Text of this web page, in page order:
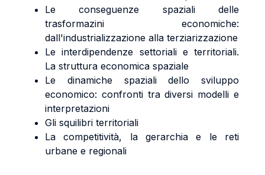
Le conseguenze spaziali delle
trasformazini economiche:
dall'industrializzazione alla terziarizzazione
Le interdipendenze settoriali e territoriali.
La struttura economica spaziale
Le dinamiche spaziali dello sviluppo
economico: confronti tra diversi modelli e
interpretazioni
Gli squilibri territoriali
La competitività, la gerarchia e le reti
urbane e regionali